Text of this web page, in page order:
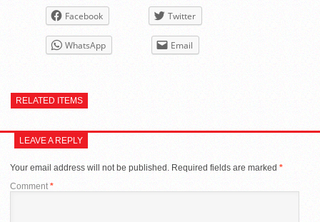
Facebook Twitter
WhatsApp Email
RELATED ITEMS
LEAVE A REPLY
Your email address will not be published. Required fields are marked *
Comment*